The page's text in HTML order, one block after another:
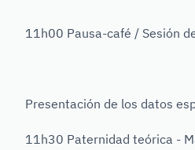
11h00 Pausa-café / Sesión
Presentación de los datos
11h30 Paternidad teórica -